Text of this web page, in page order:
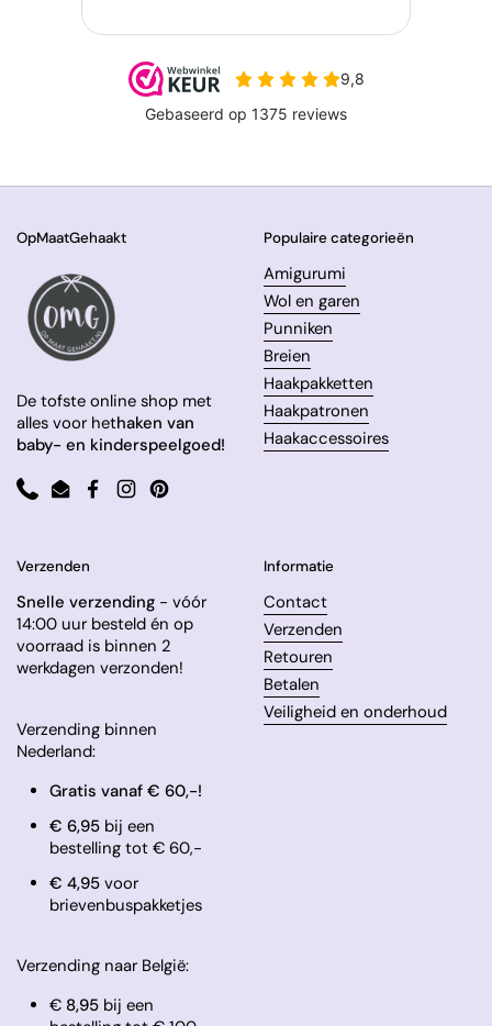
OpMaatGehaakt
De tofste online shop met
alles voor hethaken van
baby- en kinderspeelgoed!
PhoneEmailFacebook
InstagramPinterest
Populaire categorieën
Amigurumi
Wol en garen
Punniken
Breien
Haakpakketten
Haakpatronen
Haakaccessoires
Verzenden
Snelle verzending - vóór
14:00 uur besteld én op
voorraad is binnen 2
werkdagen verzonden!
Verzending binnen
Nederland:
Gratis vanaf € 60,-!
€ 6,95 bij een
bestelling tot € 60,-
​€ 4,95 voor
brievenbuspakketjes
Verzending naar België:
€ 8,95bij een
Informatie
Contact
Verzenden
Retouren
Betalen
Veiligheid en onderhoud